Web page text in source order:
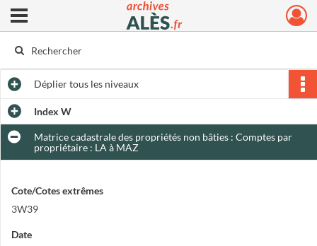
Archives municipales d'Alès
Ouvrir le menu déroulant
Dépliertous les niveaux
Index W
Matrice cadastrale des propriétés non bâties : Comptes par
propriétaire : LA à MAZ
Cote/Cotes extrêmes
3W39
Date